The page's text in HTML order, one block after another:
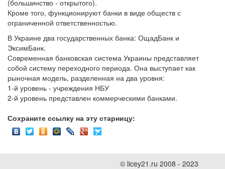
(большинство - открытого).
Кроме того, функционируют банки в виде обществ с
ограниченной ответственностью.
В Украине два государственных банка: ОщадБанк и
ЭксимБанк.
Современная банковская система Украины представляет
собой систему переходного периода. Она выступает как
рыночная модель, разделенная на два уровня:
1-й уровень - учреждения НБУ
2-й уровень представлен коммерческими банками.
Сохраните ссылку на эту старницу:
© licey21.ru 2008 - 2023